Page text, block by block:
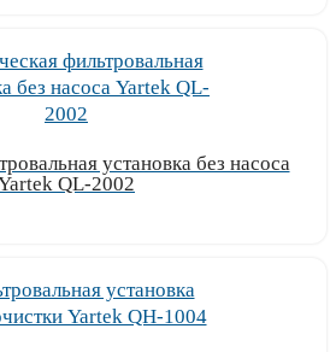
установка без насоса
QL-2002